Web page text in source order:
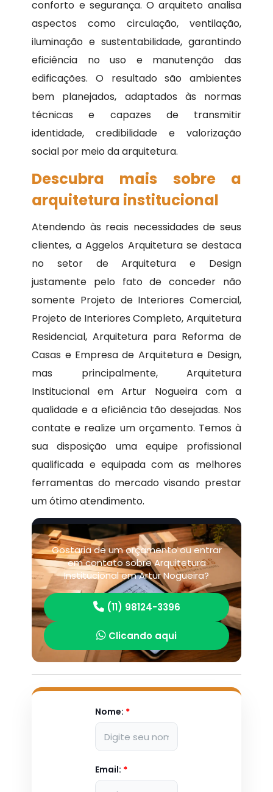
conforto e segurança. O arquiteto analisa
aspectos como circulação, ventilação,
iluminação e sustentabilidade, garantindo
eficiência no uso e manutenção das
edificações. O resultado são ambientes
bem planejados, adaptados às normas
técnicas e capazes de transmitir
identidade, credibilidade e valorização
social por meio da arquitetura.
Descubra mais sobre a
arquitetura institucional
Atendendo às reais necessidades de seus
clientes, a Aggelos Arquitetura se destaca
no setor de Arquitetura e Design
justamente pelo fato de conceder não
somente Projeto de Interiores Comercial,
Projeto de Interiores Completo, Arquitetura
Residencial, Arquitetura para Reforma de
Casas e Empresa de Arquitetura e Design,
mas principalmente, Arquitetura
Institucional em Artur Nogueira com a
qualidade e a eficiência tão desejadas. Nos
contate e realize um orçamento. Temos à
sua disposição uma equipe profissional
qualificada e equipada com as melhores
ferramentas do mercado visando prestar
um ótimo atendimento.
Gostaria de um orçamento ou entrar
em contato sobre Arquitetura
Institucional em Artur Nogueira?
(11) 98124-3396
Clicando aqui
Nome: *
Email: *